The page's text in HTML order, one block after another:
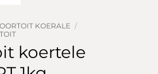
KOERALE /
koertele